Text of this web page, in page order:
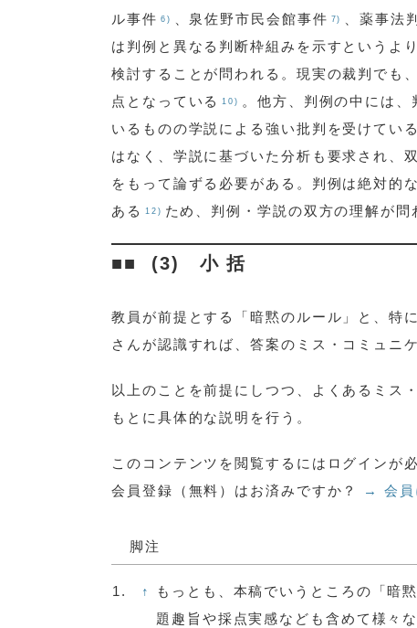
ル事件 6) 、泉佐野市民会館事件 7) 、薬事法
は判例と異なる判断枠組みを示すというよ
検討することが問われる。現実の裁判でも
点となっている
10) 。他方、判例の中には、
いるものの学説による強い批判を受けてい
はなく、学説に基づいた分析も要求され、
をもって論ずる必要がある。判例は絶対的
ある
12) ため、判例・学説の双方の理解が問
(3) 小 括
教員が前提とする「暗黙のルール」と、特
さんが認識すれば、答案のミス・コミュニ
以上のことを前提にしつつ、よくあるミス
もとに具体的な説明を行う。
このコンテンツを閲覧するにはログインが
会員登録（無料）はお済みですか？
→ 会員
脚注
1. ↑
もっとも、本稿でいうところの「暗
題趣旨や採点実感なども含めて様々